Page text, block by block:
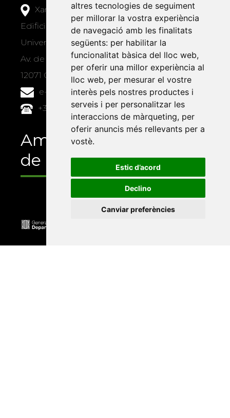
altres tecnologies de seguiment
per millorar la vostra experiència
de navegació amb les finalitats
següents: per habilitar la
funcionalitat bàsica del lloc web,
per oferir una millor experiència al
lloc web, per mesurar el vostre
interès pels nostres productes i
serveis i per personalitzar les
interaccions de màrqueting, per
oferir anuncis més rellevants per a
vostè.
Estic d’acord
Declino
Canviar preferències
Xarxa Vives d'Universitats
Edifici Àgora
Universitat Jaume I, local 10
Av. de Vicent Sos Baynat, s/n
12071 Castelló de la Plana
e-buc@vives.org
+34 964 72 89 93
Amb el suport
de